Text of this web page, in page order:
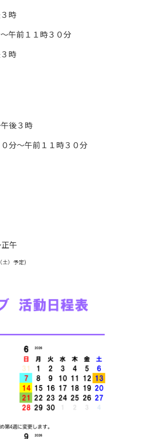
時
午前１１時３０分
時
後３時
分～午前１１時３０分
午
土）予定)